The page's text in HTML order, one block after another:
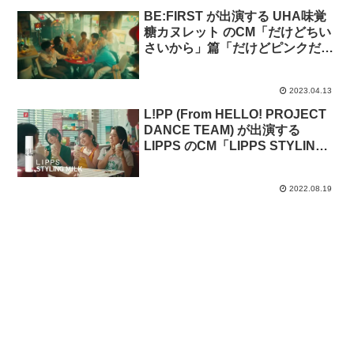
BE:FIRST が出演する UHA味覚
糖カヌレット のCM「だけどちい
さいから」篇「だけどピンクだか
2023.04.13
L!PP (From HELLO! PROJECT
DANCE TEAM) が出演する
LIPPS のCM「LIPPS STYLING
2022.08.19